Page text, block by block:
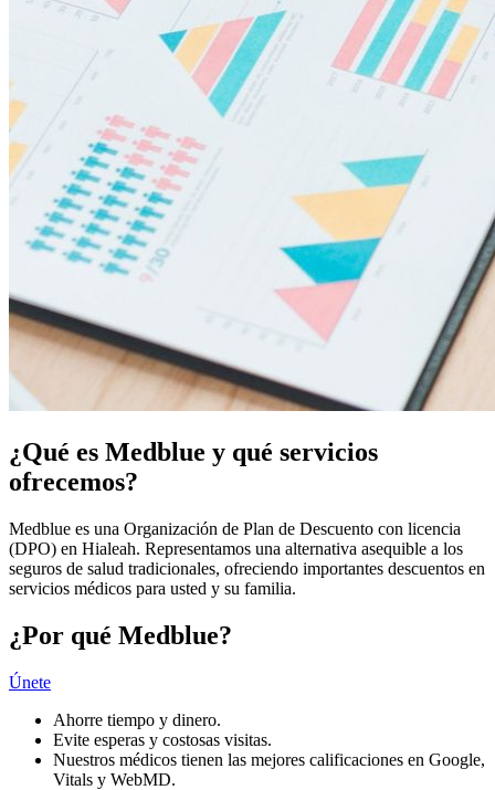
¿Qué es Medblue y qué servicios
ofrecemos?
Medblue es una Organización de Plan de Descuento con licencia
(DPO) en Hialeah. Representamos una alternativa asequible a los
seguros de salud tradicionales, ofreciendo importantes descuentos en
servicios médicos para usted y su familia.
¿Por qué Medblue?
Únete
Ahorre tiempo y dinero.
Evite esperas y costosas visitas.
Nuestros médicos tienen las mejores calificaciones en Google,
Vitals y WebMD.